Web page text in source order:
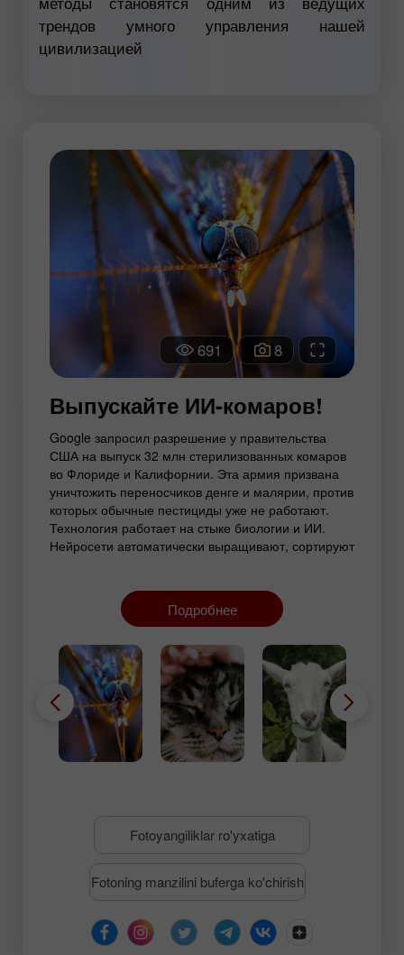
трендов умного управления нашей
цивилизацией
691 8
Выпускайте ИИ-комаров!
Google запросил разрешение у правительства
США на выпуск 32 млн стерилизованных комаров
во Флориде и Калифорнии. Эта армия призвана
уничтожить переносчиков денге и малярии, против
которых обычные пестициды уже не работают.
Технология работает на стыке биологии и ИИ.
Нейросети автоматически выращивают, сортируют
природной бактерией Wolbachia. Дикие самки
после спаривания с ними не дают потомства. В
комаров была сокращена на 90%.
Подробнее
Fotoyangiliklar ro'yxatiga
Fotoning manzilini buferga ko'chirish